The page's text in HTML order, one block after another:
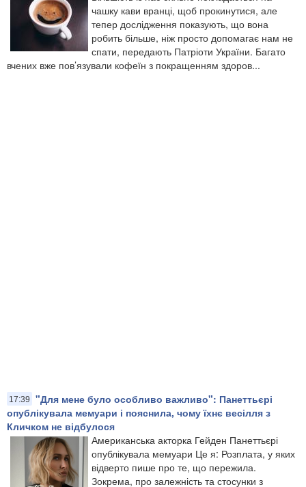
чашку кави вранці, щоб прокинутися, але
тепер дослідження показують, що вона
робить більше, ніж просто допомагає нам не
спати, передають Патріоти України. Багато
вчених вже пов’язували кофеїн з покращенням здоров...
17:39
"Для мене було особливо важливо": Панеттьєрі
опублікувала мемуари і пояснила, чому їхнє весілля з
Кличком не відбулося
Американська акторка Гейден Панеттьєрі
опублікувала мемуари Це я: Розплата, у яких
відверто пише про те, що пережила.
Зокрема, про залежність та стосунки з